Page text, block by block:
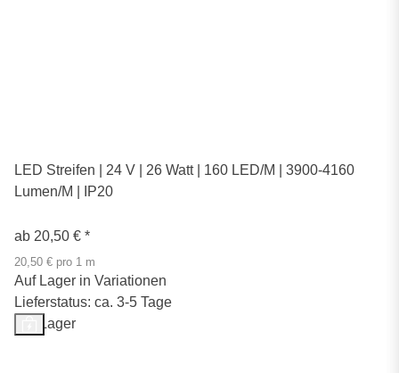
LED Streifen | 24 V | 26 Watt | 160 LED/M | 3900-4160
Lumen/M | IP20
ab 20,50 € *
20,50 € pro 1 m
Auf Lager in Variationen
Lieferstatus: ca. 3-5 Tage
Auf Lager